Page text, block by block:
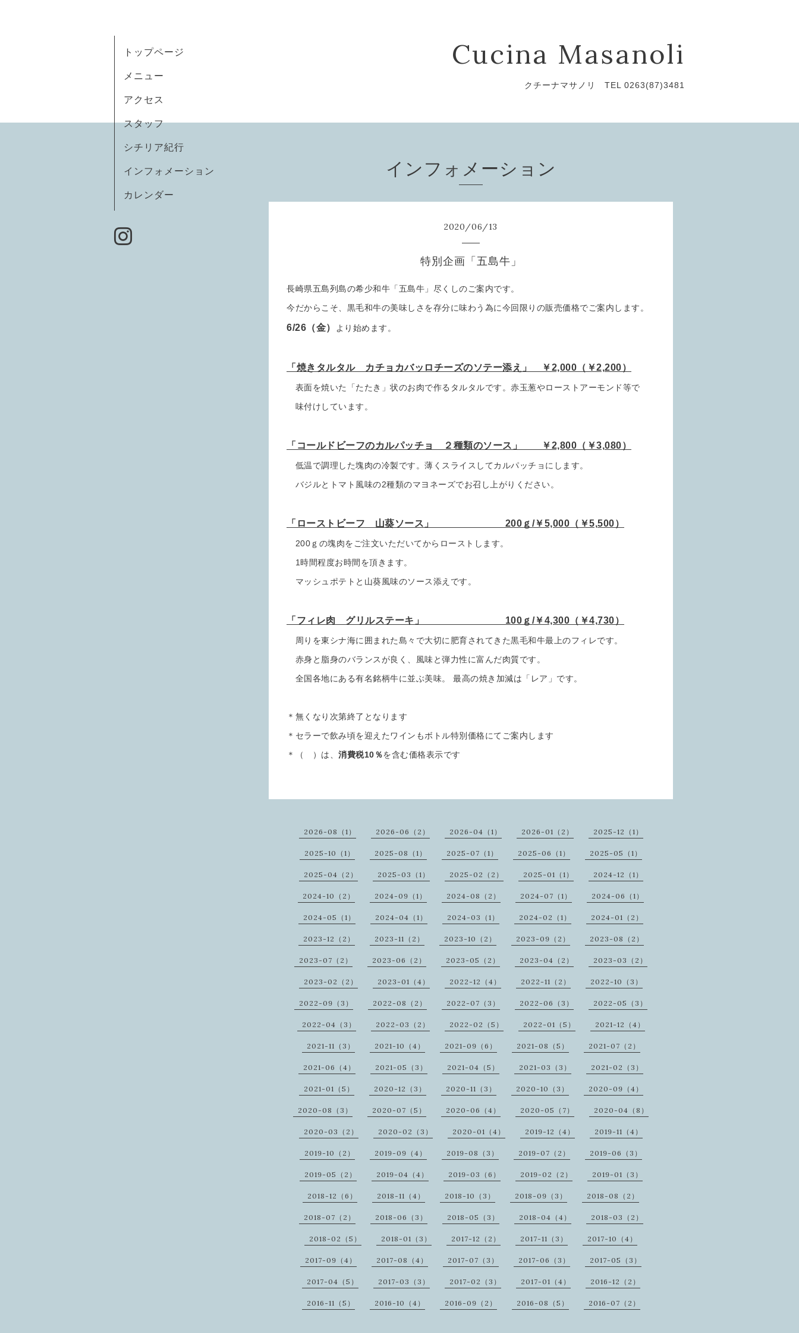
Cucina Masanoli
クチーナマサノリ TEL 0263(87)3481
トップページ
メニュー
アクセス
スタッフ
シチリア紀行
インフォメーション
カレンダー
インフォメーション
2020/06/13
特別企画「五島牛」
長崎県五島列島の希少和牛「五島牛」尽くしのご案内です。
今だからこそ、黒毛和牛の美味しさを存分に味わう為に今回限りの販売価格でご案内します。
6/26（金） より始めます。
「焼きタルタル カチョカバッロチーズのソテー添え」 ￥2,000（￥2,200）
表面を焼いた「たたき」状のお肉で作るタルタルです。赤玉葱やローストアーモンド等で
味付けしています。
「コールドビーフのカルパッチョ ２種類のソース」 ￥2,800（￥3,080）
低温で調理した塊肉の冷製です。薄くスライスしてカルパッチョにします。
バジルとトマト風味の2種類のマヨネーズでお召し上がりください。
「ローストビーフ 山葵ソース」 200ｇ/￥5,000（￥5,500）
200ｇの塊肉をご注文いただいてからローストします。
1時間程度お時間を頂きます。
マッシュポテトと山葵風味のソース添えです。
「フィレ肉 グリルステーキ」 100ｇ/￥4,300（￥4,730）
周りを東シナ海に囲まれた島々で大切に肥育されてきた黒毛和牛最上のフィレです。
赤身と脂身のバランスが良く、風味と弾力性に富んだ肉質です。
全国各地にある有名銘柄牛に並ぶ美味。 最高の焼き加減は「レア」です。
＊無くなり次第終了となります
＊セラーで飲み頃を迎えたワインもボトル特別価格にてご案内します
＊（ ）は、 消費税10％を含む価格表示です
2026-08（1） 2026-06（2） 2026-04（1） 2026-01（2） 2025-12（1）
2025-10（1） 2025-08（1） 2025-07（1） 2025-06（1） 2025-05（1）
2025-04（2） 2025-03（1） 2025-02（2） 2025-01（1） 2024-12（1）
2024-10（2） 2024-09（1） 2024-08（2） 2024-07（1） 2024-06（1）
2024-05（1） 2024-04（1） 2024-03（1） 2024-02（1） 2024-01（2）
2023-12（2） 2023-11（2） 2023-10（2） 2023-09（2） 2023-08（2）
2023-07（2） 2023-06（2） 2023-05（2） 2023-04（2） 2023-03（2）
2023-02（2） 2023-01（4） 2022-12（4） 2022-11（2） 2022-10（3）
2022-09（3） 2022-08（2） 2022-07（3） 2022-06（3） 2022-05（3）
2022-04（3） 2022-03（2） 2022-02（5） 2022-01（5） 2021-12（4）
2021-11（3） 2021-10（4） 2021-09（6） 2021-08（5） 2021-07（2）
2021-06（4） 2021-05（3） 2021-04（5） 2021-03（3） 2021-02（3）
2021-01（5） 2020-12（3） 2020-11（3） 2020-10（3） 2020-09（4）
2020-08（3） 2020-07（5） 2020-06（4） 2020-05（7） 2020-04（8）
2020-03（2） 2020-02（3） 2020-01（4） 2019-12（4） 2019-11（4）
2019-10（2） 2019-09（4） 2019-08（3） 2019-07（2） 2019-06（3）
2019-05（2） 2019-04（4） 2019-03（6） 2019-02（2） 2019-01（3）
2018-12（6） 2018-11（4） 2018-10（3） 2018-09（3） 2018-08（2）
2018-07（2） 2018-06（3） 2018-05（3） 2018-04（4） 2018-03（2）
2018-02（5） 2018-01（3） 2017-12（2） 2017-11（3） 2017-10（4）
2017-09（4） 2017-08（4） 2017-07（3） 2017-06（3） 2017-05（3）
2017-04（5） 2017-03（3） 2017-02（3） 2017-01（4） 2016-12（2）
2016-11（5） 2016-10（4） 2016-09（2） 2016-08（5） 2016-07（2）